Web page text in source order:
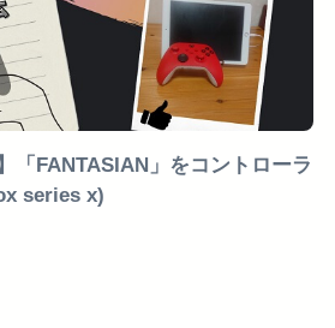
「FANTASIAN」をコントローラ
series x)